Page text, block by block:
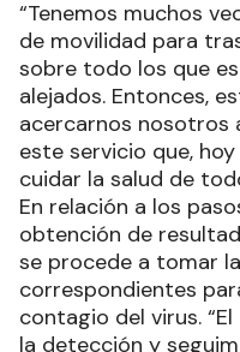
“Tenemos muchos
de movilidad para
sobre todo los que
alejados. Entonces,
acercarnos nosotros
este servicio que,
cuidar la salud de
En relación a los
obtención de
se procede a tomar
correspondientes
contagio del virus.
la detección y